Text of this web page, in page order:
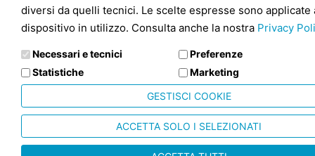
diversi da quelli tecnici. Le scelte espresse sono applicate
dispositivo in utilizzo. Consulta anche la nostra Privacy
Necessari e tecnici
Preferenze
Statistiche
Marketing
GESTISCI COOKIE
ACCETTA SOLO I SELEZIONATI